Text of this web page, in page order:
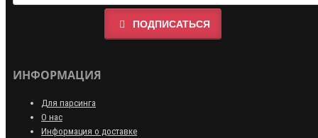
ПОДПИСАТЬСЯ
ИНФОРМАЦИЯ
Для парсинга
О нас
Информация о доставке